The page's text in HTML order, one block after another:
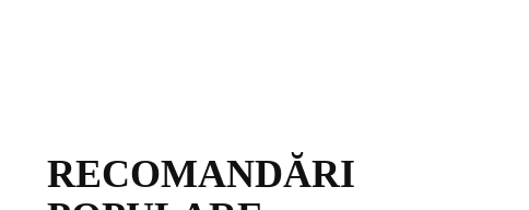
RECOMANDĂRI